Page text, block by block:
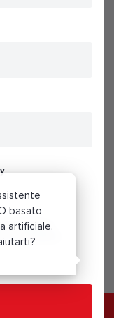
basato
artificiale.
N.REA 447181 |. Mecc.
policyPrivacy policy
prodotti
e
a prodotti,